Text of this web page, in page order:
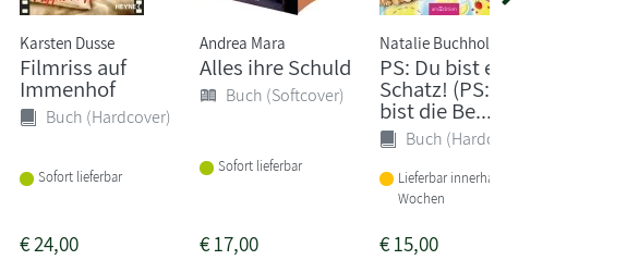
Karsten Dusse
Filmriss auf
Immenhof
Buch (Hardcover)
Sofort lieferbar
€24,00
Andrea Mara
Alles ihre Schuld
Buch (Softcover)
Sofort lieferbar
€17,00
Natalie Buchholz
PS: Du bist ein
Schatz! (PS: Du
bist die Be...
Buch (Hardcover)
Lieferbar innerhalb von 3
Wochen
€15,00